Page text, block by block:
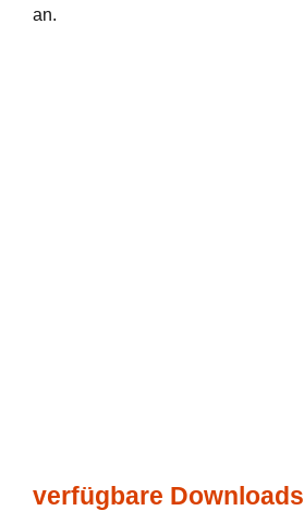
an.
verfügbare Downloads